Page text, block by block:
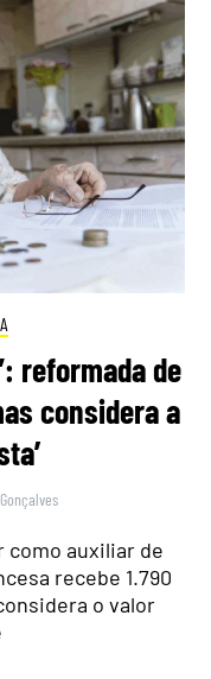
reformada de
considera a
como auxiliar de
recebe 1.790
o valor